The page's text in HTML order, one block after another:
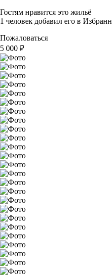
Гостям нравится это жильё
1 человек добавил его в
Пожаловаться
5 000 ₽